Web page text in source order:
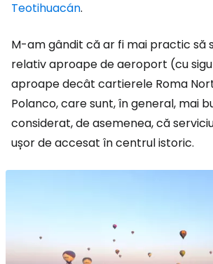
Teotihuacán.
M-am gândit că ar fi mai practic să
relativ aproape de aeroport (cu
aproape decât cartierele Roma
Polanco, care sunt, în general, mai
considerat, de asemenea, că
ușor de accesat în centrul istoric.